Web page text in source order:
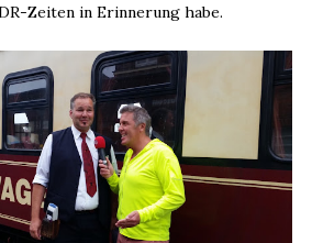
Zeiten in Erinnerung habe.